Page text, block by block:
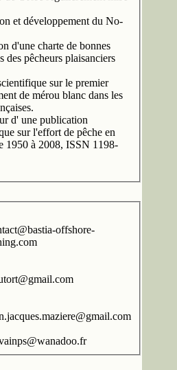
et développement du No-
d'une charte de bonnes
des pêcheurs plaisanciers
sur le premier
de mérou blanc dans les
d' une publication
sur l'effort de pêche en
1950 à 2008, ISSN 1198-
offshore-